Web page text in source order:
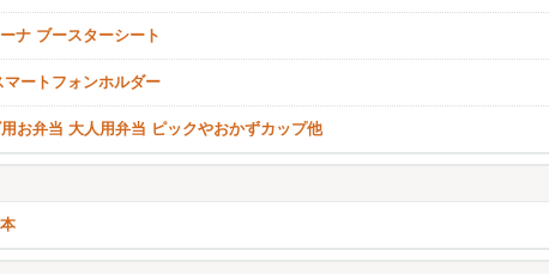
ナ ブースターシート
マートフォンホルダー
お弁当 大人用弁当 ピックやおかずカップ他